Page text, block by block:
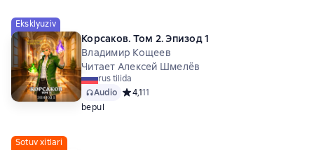
Eksklyuziv
Корсаков. Том 2. Эпизод 1
Владимир Кощеев
Читает Алексей Шмелёв
rus tilida
Audio Средний рейтинг 4,1 на основе 11 оценок
4,111
bepul
Sotuv xitlari